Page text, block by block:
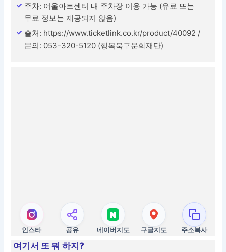
주차: 어울아트센터 내 주차장 이용 가능 (유료 또는
무료 정보는 제공되지 않음)
출처: https://www.ticketlink.co.kr/product/40092 /
문의: 053-320-5120 (행복북구문화재단)
인스타 공유 네이버지도 구글지도 주소복사
여기서 또 뭐 하지?